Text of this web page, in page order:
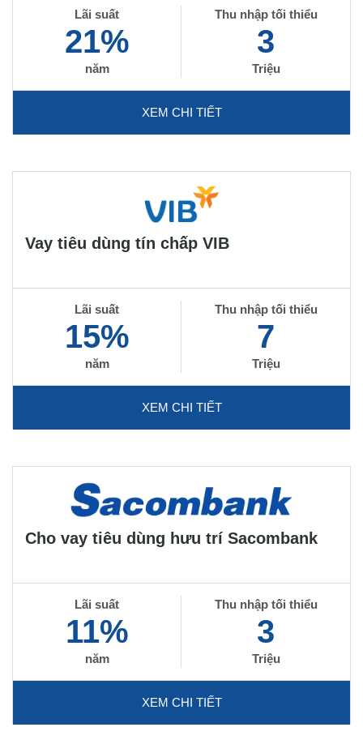
Lãi suất
21%
năm
Thu nhập tối thiểu
3
Triệu
XEM CHI TIẾT
Vay tiêu dùng tín chấp VIB
Lãi suất
15%
năm
Thu nhập tối thiểu
7
Triệu
XEM CHI TIẾT
Cho vay tiêu dùng hưu trí Sacombank
Lãi suất
11%
năm
Thu nhập tối thiểu
3
Triệu
XEM CHI TIẾT